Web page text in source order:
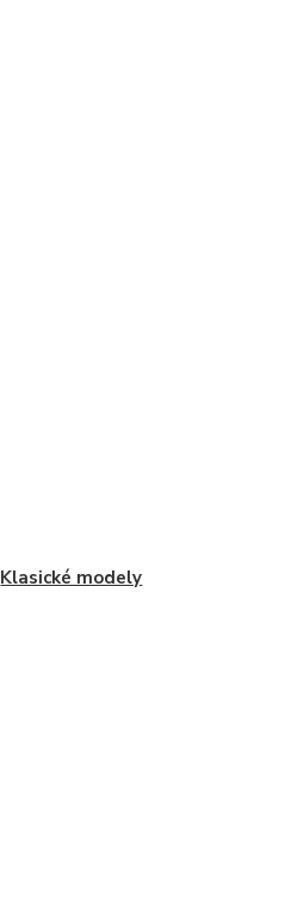
Klasické modely